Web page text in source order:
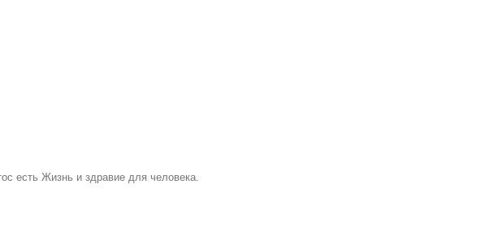
есть Жизнь и здравие для человека.